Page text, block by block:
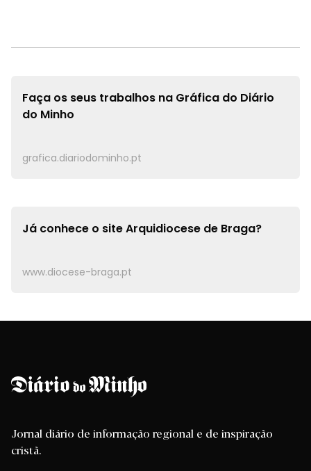
Faça os seus trabalhos na Gráfica do Diário
do Minho
grafica.diariodominho.pt
Já conhece o siteArquidiocese de Braga?
www.diocese-braga.pt
Jornal diário de informação regional e de inspiração
cristã.